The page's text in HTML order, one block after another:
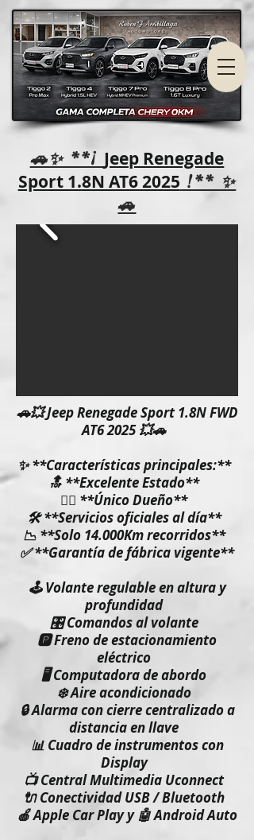
🚗✨ **¡ Jeep Renegade
Sport 1.8N AT6 2025 !** ✨
🚗
🚗💥 Jeep Renegade Sport 1.8N FWD
AT6 2025 💥🚗
✨ **Características principales:**
🔝 **Excelente Estado**
🙋‍♂️ **Único Dueño**
🛠️ **Servicios oficiales al día**
📉 **Solo 14.000Km recorridos**
✅ **Garantía de fábrica vigente**
🕹️ Volante regulable en altura y
profundidad
🎛️ Comandos al volante
🅿️ Freno de estacionamiento
eléctrico
🖥️ Computadora de abordo
❄️ Aire acondicionado
🔒 Alarma con cierre centralizado a
distancia en llave
📊 Cuadro de instrumentos con
Display
📺 Central Multimedia Uconnect
🔌 Conectividad USB / Bluetooth
🍎 Apple Car Play y 🤖 Android Auto